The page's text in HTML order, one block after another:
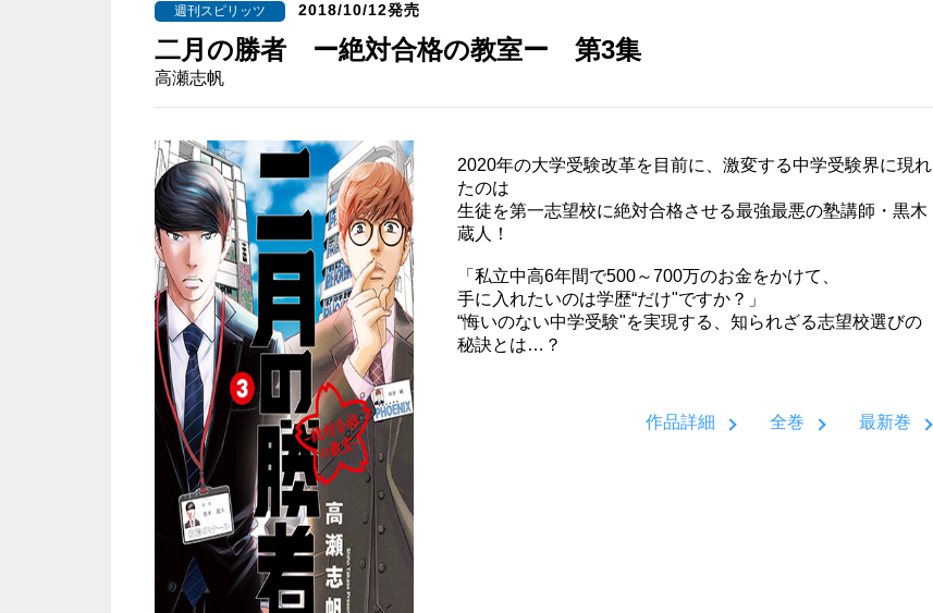
週刊スピリッツ 2018/10/12発売
二月の勝者 ー絶対合格の教室ー 第3集
高瀬志帆
2020年の大学受験改革を目前に、激変する中学受験界に現れ
たのは
生徒を第一志望校に絶対合格させる最強最悪の塾講師・黒木
蔵人！
「私立中高6年間で500～700万のお金をかけて、
手に入れたいのは学歴“だけ"ですか？」
“悔いのない中学受験"を実現する、知られざる志望校選びの
秘訣とは…？
作品詳細 全巻 最新巻